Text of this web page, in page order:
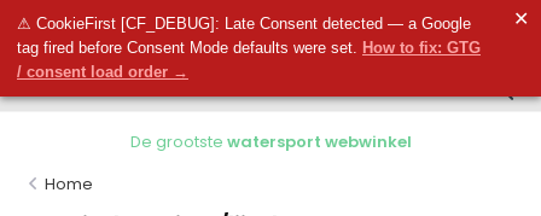
⚠ CookieFirst [CF_DEBUG]: Late Consent detected — a Google
tag fired before Consent Mode defaults were set. How to fix: GTG
/ consent load order →
✕
0 0
De grootstewatersport webwinkel
Home